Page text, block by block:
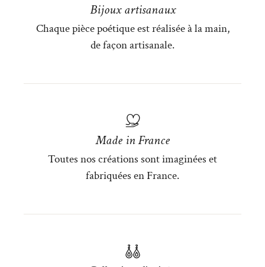
Bijoux artisanaux
Chaque pièce poétique est réalisée à la main,
de façon artisanale.
Made in France
Toutes nos créations sont imaginées et
fabriquées en France.